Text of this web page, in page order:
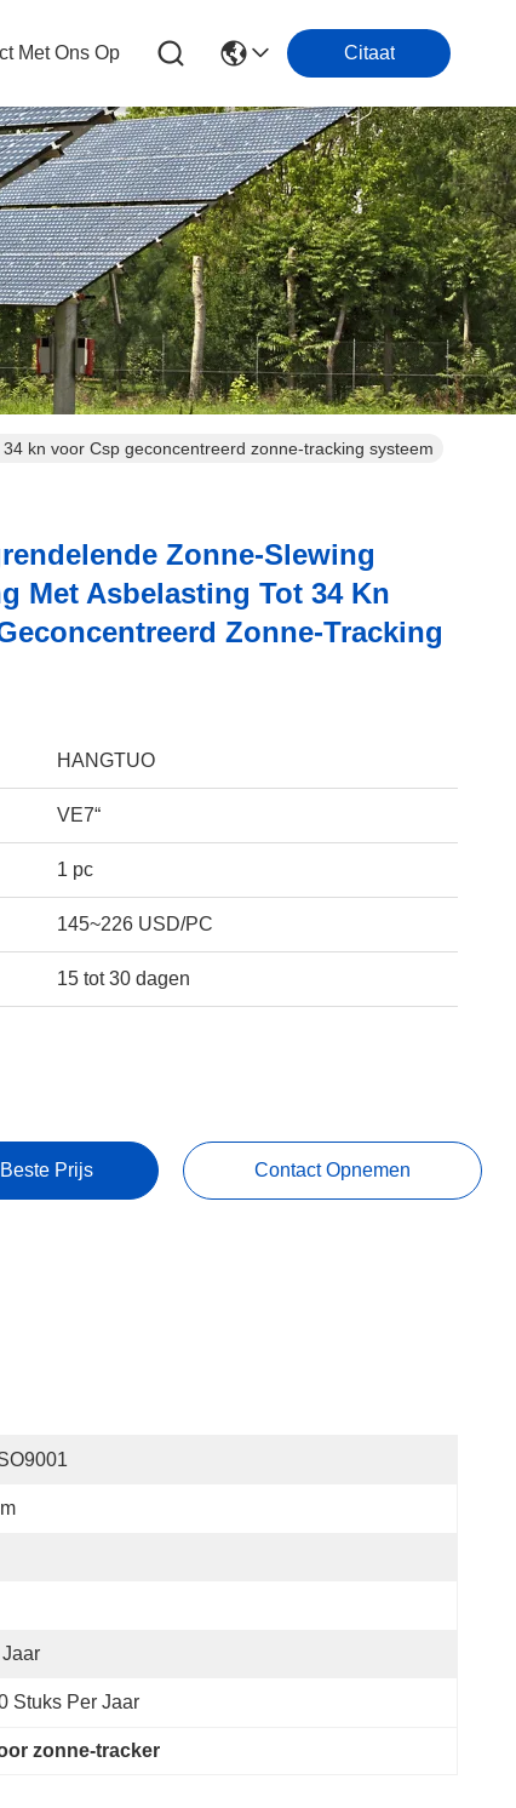
Met Ons Op Citaat
kn voor Csp geconcentreerd zonne-tracking systeem
Zonne-Slewing
Met Asbelasting Tot 34 Kn
Zonne-Tracking
HANGTUO
VE7“
1 pc
145~226 USD/PC
15 tot 30 dagen
Prijs Contact Opnemen
Stuks Per Jaar
zonne-tracker